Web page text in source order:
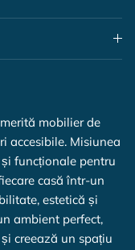
mobilier de
accesibile. Misiunea
funcționale pentru
casă într-un
estetică și
ambient perfect,
și creează un spațiu